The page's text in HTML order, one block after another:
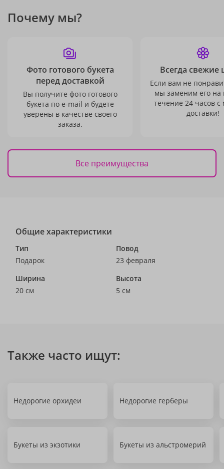
Почему мы?
Фото готового букета
перед доставкой
Вы получите фото готового
букета по e-mail и будете
уверены в качестве своего
заказа.
Всегда свежие
Если вам не
мы заменим его на
течение 24 часов с
доставки!
Все преимущества
Общие характеристики
Тип
Подарок
Повод
23 февраля
Ширина
20 см
Высота
5 см
Также часто ищут:
Недорогие орхидеи Недорогие герберы
Букеты из экзотики Букеты из альстромерий